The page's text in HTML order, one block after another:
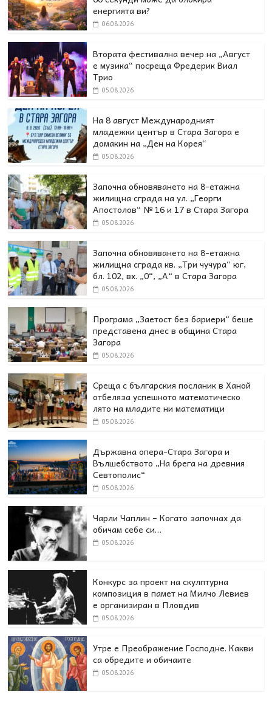
енергията ви?
06.08.2026
Втората фестивална вечер на „Август
е музика“ посреща Фредерик Виал
Трио
05.08.2026
На 8 август Международният
младежки център в Стара Загора е
домакин на „Ден на Корея“
05.08.2026
Започна обновяването на 8-етажна
жилищна сграда на ул. „Георги
Апостолов“ № 16 и 17 в Стара Загора
05.08.2026
Започна обновяването на 8-етажна
жилищна сграда кв. „Три чучура“ юг,
бл. 102, вх. „0“, „А“ в Стара Загора
05.08.2026
Програма „Заетост без бариери“ беше
представена днес в oбщина Стара
Загора
05.08.2026
Среща с българския посланик в Ханой
отбеляза успешното математическо
лято на младите ни математици
05.08.2026
Държавна опера-Стара Загора и
Вълшебството „На брега на древния
Севтополис“
05.08.2026
Чарли Чаплин – Когато започнах да
обичам себе си…
05.08.2026
Конкурс за проект на скулптурна
композиция в памет на Милчо Левиев
е организиран в Пловдив
05.08.2026
Утре е Преображение Господне. Какви
са обредите и обичаите
05.08.2026